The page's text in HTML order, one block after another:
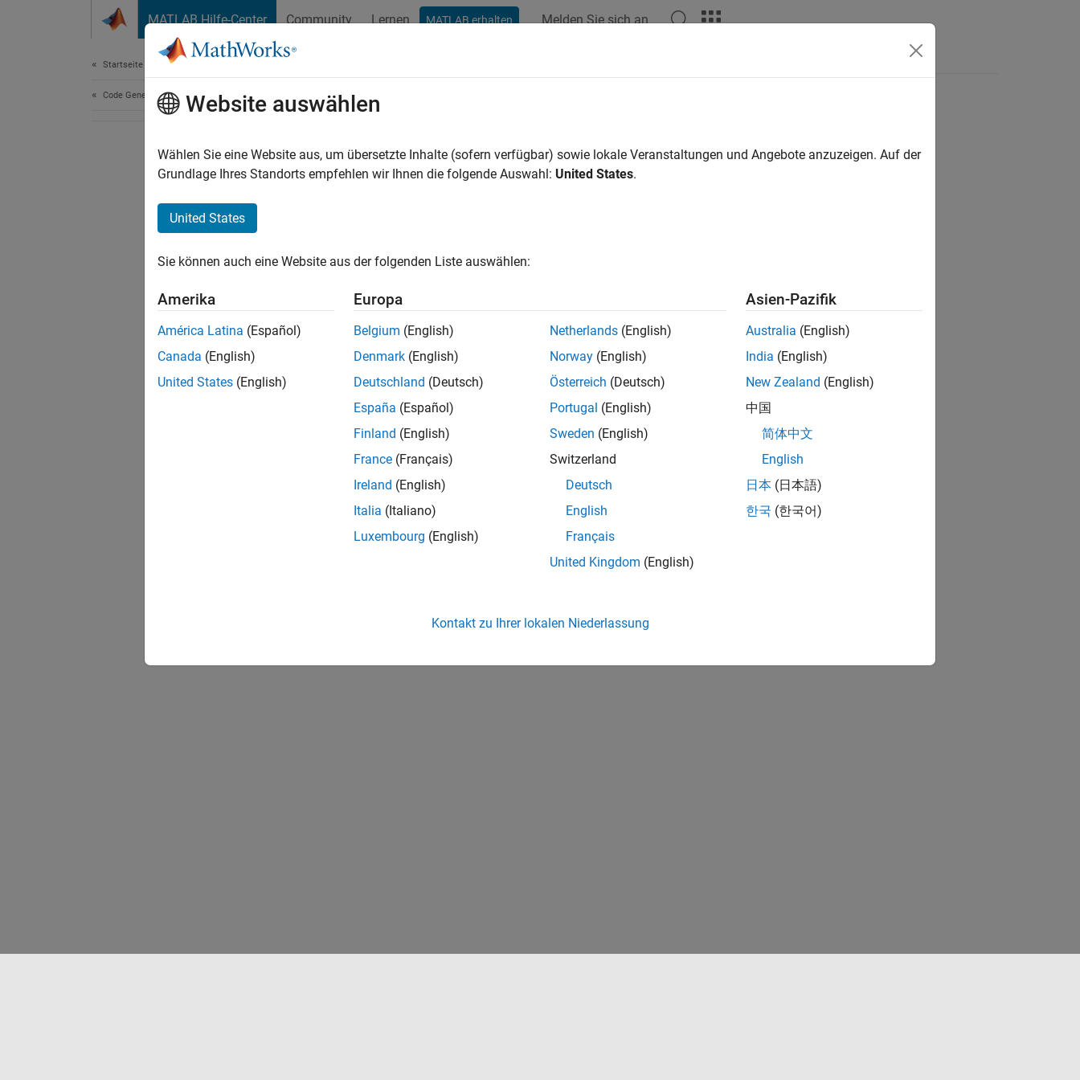
MATLAB Hilfe-Center Community Lernen MATLAB erhalten Melden Sie sich an
Startseite der Dokumentation
Code Generation
How useful was this information?
Website auswählen
Wählen Sie eine Website aus, um übersetzte Inhalte (sofern verfügbar) sowie lokale Veranstaltungen und Angebote anzuzeigen. Auf der
Grundlage Ihres Standorts empfehlen wir Ihnen die folgende Auswahl: United States.
United States
Sie können auch eine Website aus der folgenden Liste auswählen:
Amerika
América Latina (Español)
Canada (English)
United States (English)
Europa
Belgium (English)
Denmark (English)
Deutschland (Deutsch)
España (Español)
Finland (English)
France (Français)
Ireland (English)
Italia (Italiano)
Luxembourg (English)
Netherlands (English)
Norway (English)
Österreich (Deutsch)
Portugal (English)
Sweden (English)
Switzerland
Deutsch
English
Français
United Kingdom (English)
Asien-Pazifik
Australia (English)
India (English)
New Zealand (English)
中国
简体中文
English
日本 (日本語)
한국 (한국어)
Kontakt zu Ihrer lokalen Niederlassung